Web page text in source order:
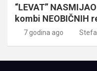
“LEVAT”
kombi NEOBIČNIH
7 godina ago